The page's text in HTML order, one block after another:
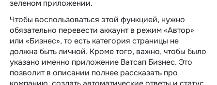
зеленом приложении.
Чтобы воспользоваться этой функцией, нужно
обязательно перевести аккаунт в режим «Автор»
или «Бизнес», то есть категория страницы не
должна быть личной. Кроме того, важно, чтобы было
указано именно приложение Ватсап Бизнес. Это
позволит в описании полнее рассказать про